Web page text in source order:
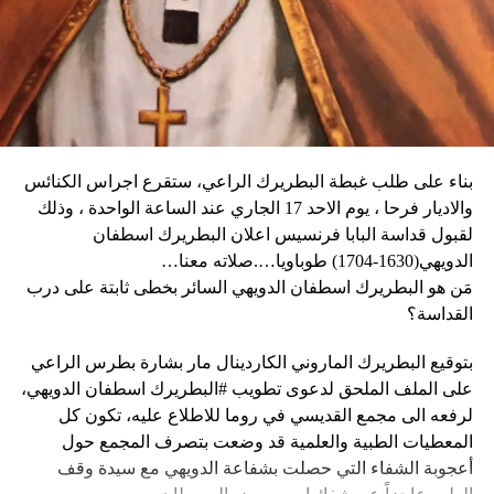
كثيراً».
وكان شي قد كرّر الإثنين رغبته في العمل بهدف التوصل إلى حلّ
سياسي للحرب في أوكرانيا. وأيّد «هدنة أولمبية» دعا إليها
ماكرون لمناسبة أولمبياد باريس هذا الصيف.
نداء الوطن
الثلاثاء، كما أبلغ عن أعمال نهب في بعض الأحياء.
وقال دارين: “المواطنون في حالة رعب، على الرغم من أن
زعيم العصابة جيمي شيريزير دعا المواطنين إلى عدم الخوف
عندما رأوا عصابته تحمل أسلحة، وقال إنهم يريدون فقط الإطاحة
وحاولت مجموعة من أفراد العصابات المدججين بالسلاح، يوم
الإثنين، السيطرة على مطار توسان لوفرتور الدولي، الأكبر في
البلاد، وتبادلوا إطلاق النار مع الشرطة والجنود، مما أدى إلى
إلغاء جميع الرحلات الداخلية والدولية.
ألف شخص من منازلهم منذ عطلة نهاية الأسبوع بسبب أعمال
العنف.
وقال رجل من هايتي يدعى نيكولا لوكالة رويترز للأنباء: “أجبرتنا
بناء على طلب غبطة البطريرك الراعي، ستقرع اجراس الكنائس
والاديار فرحا ، يوم الاحد 17 الجاري عند الساعة الواحدة ، وذلك
لقبول قداسة البابا فرنسيس اعلان البطريرك اسطفان
الدويهي(1630-1704) طوباويا….صلاته معنا…
مَن هو البطريرك اسطفان الدويهي السائر بخطى ثابتة على درب
القداسة؟
بتوقيع البطريرك الماروني الكاردينال مار بشارة بطرس الراعي
على الملف الملحق لدعوى تطويب #البطريرك اسطفان الدويهي،
لرفعه الى مجمع القديسي في روما للاطلاع عليه، تكون كل
المعطيات الطبية والعلمية قد وضعت بتصرف المجمع حول
أعجوبة الشفاء التي حصلت بشفاعة الدويهي مع سيدة وقف